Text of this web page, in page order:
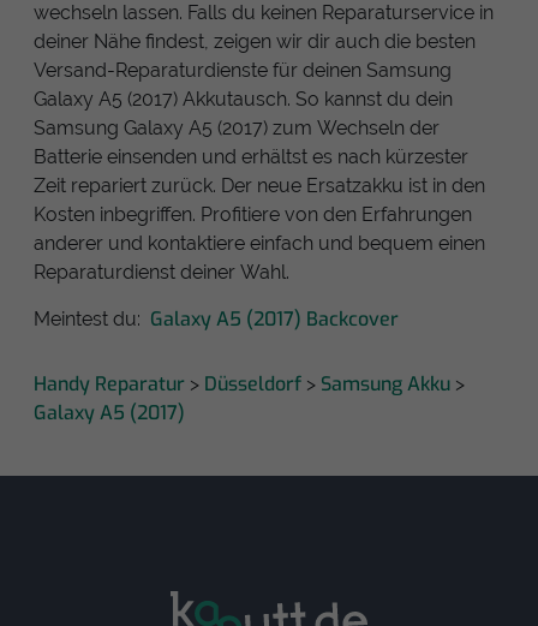
wechseln lassen. Falls du keinen Reparaturservice in
deiner Nähe findest, zeigen wir dir auch die besten
Versand-Reparaturdienste für deinen Samsung
Galaxy A5 (2017) Akkutausch. So kannst du dein
Samsung Galaxy A5 (2017) zum Wechseln der
Batterie einsenden und erhältst es nach kürzester
Zeit repariert zurück. Der neue Ersatzakku ist in den
Kosten inbegriffen. Profitiere von den Erfahrungen
anderer und kontaktiere einfach und bequem einen
Reparaturdienst deiner Wahl.
Meintest du: Galaxy A5 (2017) Backcover
Handy Reparatur > Düsseldorf > Samsung Akku >
Galaxy A5 (2017)